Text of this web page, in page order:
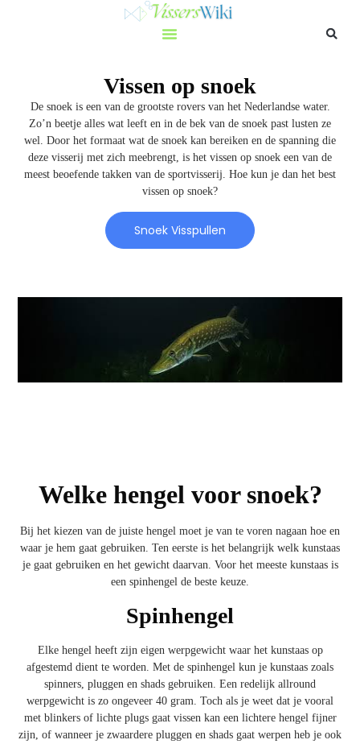
Vissen op snoek
De snoek is een van de grootste rovers van het Nederlandse water.
Zo’n beetje alles wat leeft en in de bek van de snoek past lusten ze
wel. Door het formaat wat de snoek kan bereiken en de spanning die
deze visserij met zich meebrengt, is het vissen op snoek een van de
meest beoefende takken van de sportvisserij. Hoe kun je dan het best
vissen op snoek?
Snoek Visspullen
Welke hengel voor snoek?
Bij het kiezen van de juiste hengel moet je van te voren nagaan hoe en
waar je hem gaat gebruiken. Ten eerste is het belangrijk welk kunstaas
je gaat gebruiken en het gewicht daarvan. Voor het meeste kunstaas is
een spinhengel de beste keuze.
Spinhengel
Elke hengel heeft zijn eigen werpgewicht waar het kunstaas op
afgestemd dient te worden. Met de spinhengel kun je kunstaas zoals
spinners, pluggen en shads gebruiken. Een redelijk allround
werpgewicht is zo ongeveer 40 gram. Toch als je weet dat je vooral
met blinkers of lichte plugs gaat vissen kan een lichtere hengel fijner
zijn, of wanneer je zwaardere pluggen en shads gaat werpen heb je ook